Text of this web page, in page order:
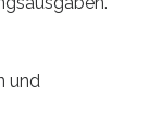
und